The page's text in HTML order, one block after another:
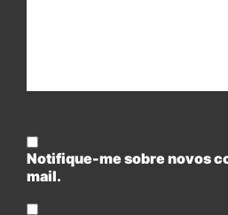
Notifique-me sobre novos
mail.